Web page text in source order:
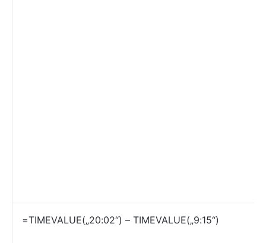
=TIMEVALUE(„20:02“) – TIMEVALUE(„9:15“)